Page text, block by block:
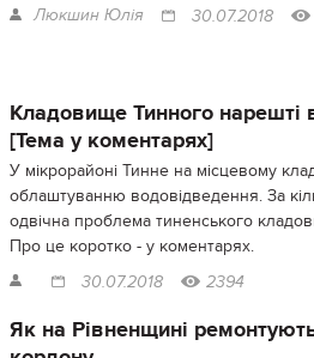
Люкшин Юлія 30.07.2018
Кладовище Тинного нарешті
[Тема у коментарях]
У мікрорайоні Тинне на місцевому
облаштуванню водовідведення. За
одвічна проблема тиненського
Про це коротко - у коментарях.
30.07.2018 2394
Як на Рівненщині